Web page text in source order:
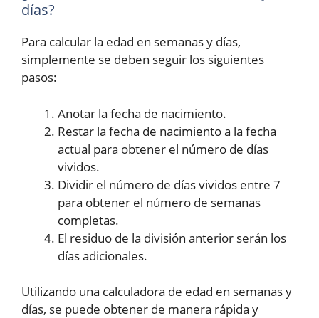
días?
Para calcular la edad en semanas y días,
simplemente se deben seguir los siguientes
pasos:
Anotar la fecha de nacimiento.
Restar la fecha de nacimiento a la fecha
actual para obtener el número de días
vividos.
Dividir el número de días vividos entre 7
para obtener el número de semanas
completas.
El residuo de la división anterior serán los
días adicionales.
Utilizando una calculadora de edad en semanas y
días, se puede obtener de manera rápida y